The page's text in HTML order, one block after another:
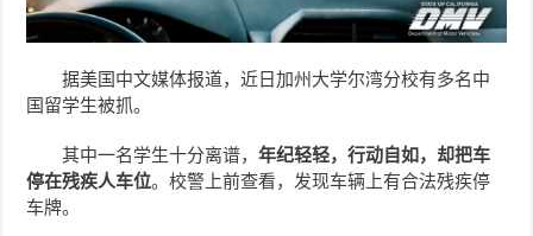
据美国中文媒体报道，近日加州大学尔湾分校有多名中
国留学生被抓。
其中一名学生十分离谱，年纪轻轻，行动自如，却把车
停在残疾人车位。校警上前查看，发现车辆上有合法残疾停
车牌。